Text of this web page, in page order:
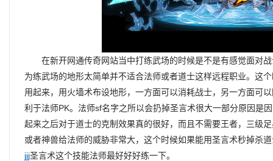
在新开网通传奇网站当中打练武场的时候是不是有感觉面对战
为练武场的地形太简单并不适合法师或者道士这样远程职业。这
用起来，用火墙术布设地形，一方面可以消耗战士，另一方面可
利于法师PK。法师sf名字之所以会扔掉圣言术很大一部分原因是
起来之后对于道士的克制效果真的很好，而且不需要王者，三级
或者神兽给法师的威胁非常大，这个时候如果能用圣言术秒掉杀
jjj圣言术这个技能法师最好好好练一下。